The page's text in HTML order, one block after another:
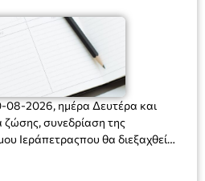
08-2026, ημέρα Δευτέρα και
ζώσης, συνεδρίαση της
Ιεράπετραςπου θα διεξαχθεί
31 στην αίθουσα